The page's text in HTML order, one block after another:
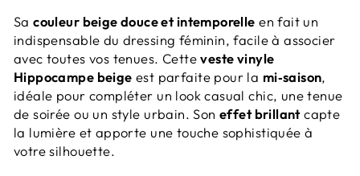
Sa couleur beige douce et intemporelle en fait un
indispensable du dressing féminin, facile à associer
avec toutes vos tenues. Cette veste vinyle
Hippocampe beige est parfaite pour la mi‑saison,
idéale pour compléter un look casual chic, une tenue
de soirée ou un style urbain. Son effet brillant capte
la lumière et apporte une touche sophistiquée à
votre silhouette.